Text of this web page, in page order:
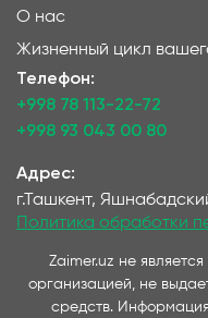
О нас
Жизненный цикл
Телефон:
+998 78 113-22-72
+998 93 043 00 80
Адрес:
г.Ташкент,
Политика обработки
Zaimer.uz не
организацией, не
средств.